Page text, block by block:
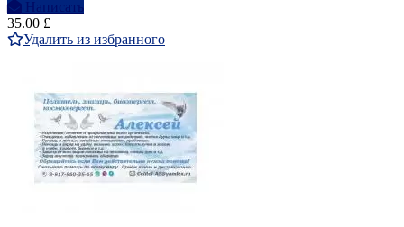
Написать
35.00 £
Удалить из избранного